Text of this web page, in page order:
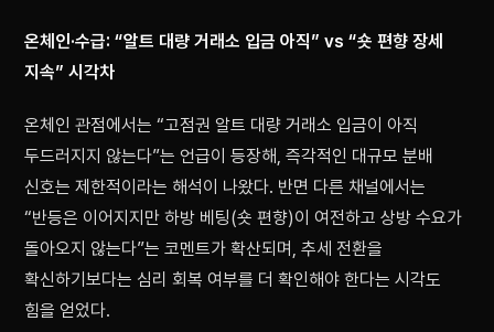
온체인·수급: “알트 대량 거래소 입금 아직” vs “숏 편향 장세
지속” 시각차
온체인 관점에서는 “고점권 알트 대량 거래소 입금이 아직
두드러지지 않는다”는 언급이 등장해, 즉각적인 대규모 분배
신호는 제한적이라는 해석이 나왔다. 반면 다른 채널에서는
“반등은 이어지지만 하방 베팅(숏 편향)이 여전하고 상방 수요가
돌아오지 않는다”는 코멘트가 확산되며, 추세 전환을
확신하기보다는 심리 회복 여부를 더 확인해야 한다는 시각도
힘을 얻었다.